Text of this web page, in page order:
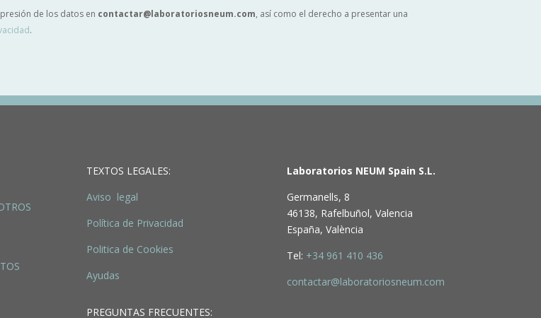
de los datos en contactar@laboratoriosneum.com, así como el derecho a presentar una
.
TEXTOS LEGALES:
Aviso legal
Política de Privacidad
Politica de Cookies
Ayudas
PREGUNTAS FRECUENTES:
Laboratorios NEUM Spain S.L.
Germanells, 8
46138, Rafelbuñol, Valencia
España, València
Tel: +34 961 410 436
contactar@laboratoriosneum.com